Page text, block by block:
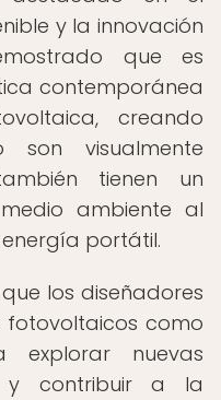
y la innovación
que es
contemporánea
creando
visualmente
tienen un
ambiente al
portátil.
los diseñadores
como
explorar nuevas
y contribuir a la